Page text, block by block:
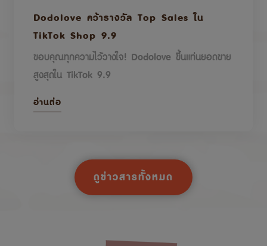
Dodolove คว้ารางวัล Top Sales ใน
TikTok Shop 9.9
ขอบคุณทุกความไว้วางใจ! Dodolove ขึ้นแท่นยอดขาย
สูงสุดใน TikTok 9.9
อ่านต่อ
ดูข่าวสารทั้งหมด